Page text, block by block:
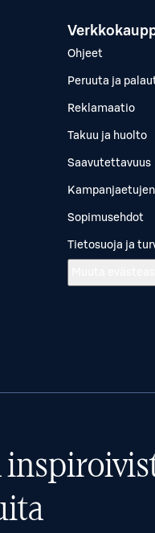
Ohjeet
Peruuta ja
Reklamaatio
Takuu ja huolto
Saavutettavuus
Sopimusehdot
Tietosuoja ja